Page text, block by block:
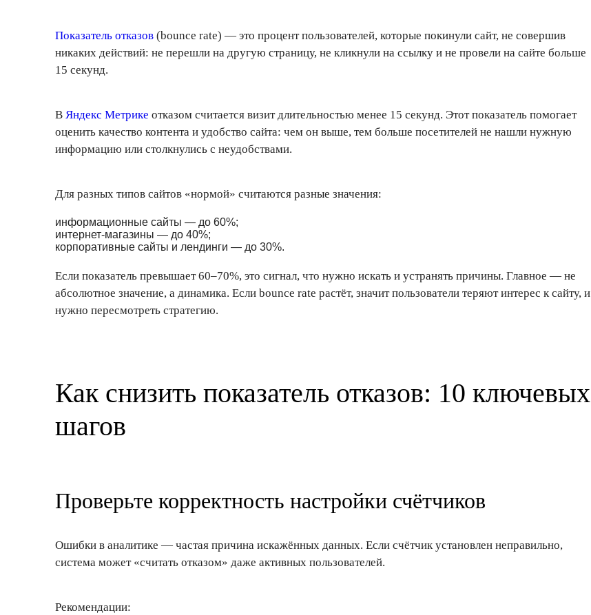
Показатель отказов (bounce rate) — это процент пользователей, которые покинули сайт, не совершив
никаких действий: не перешли на другую страницу, не кликнули на ссылку и не провели на сайте больше
15 секунд.
В Яндекс Метрике отказом считается визит длительностью менее 15 секунд. Этот показатель помогает
оценить качество контента и удобство сайта: чем он выше, тем больше посетителей не нашли нужную
информацию или столкнулись с неудобствами.
Для разных типов сайтов «нормой» считаются разные значения:
информационные сайты — до 60%;
интернет-магазины — до 40%;
корпоративные сайты и лендинги — до 30%.
Если показатель превышает 60–70%, это сигнал, что нужно искать и устранять причины. Главное — не
абсолютное значение, а динамика. Если bounce rate растёт, значит пользователи теряют интерес к сайту, и
нужно пересмотреть стратегию.
Как снизить показатель отказов: 10 ключевых
шагов
Проверьте корректность настройки счётчиков
Ошибки в аналитике — частая причина искажённых данных. Если счётчик установлен неправильно,
система может «считать отказом» даже активных пользователей.
Рекомендации: